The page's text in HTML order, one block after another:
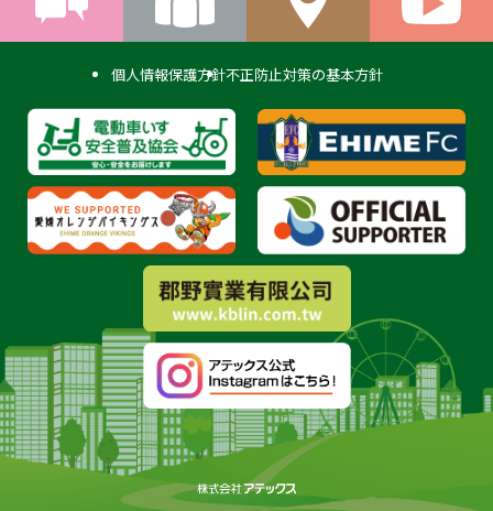
個人情報保護方針不正防止対策の基本方針